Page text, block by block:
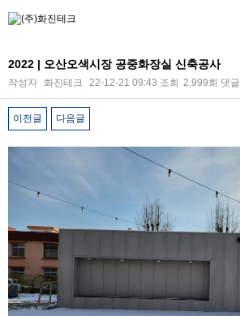
2022 | 오산오색시장 공중화장실 신축공사
작성자 화진테크 22-12-21 09:43 조회 2,999회 댓글
이전글 다음글